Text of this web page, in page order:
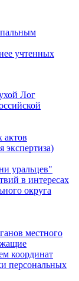
учтенных
Лог
экспертиза)
уральцев"
в интересах
округа
местного
координат
персональных